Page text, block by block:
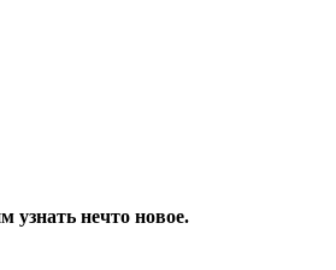
узнать нечто новое.